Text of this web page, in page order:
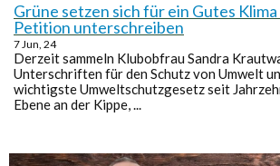
Grüne setzen sich für ein Gutes
Petition unterschreiben
7Jun, 24
Derzeit sammeln Klubobfrau Sandra
Unterschriften für den Schutz von Umwelt
wichtigste Umweltschutzgesetz seit
Ebene an der Kippe, ...